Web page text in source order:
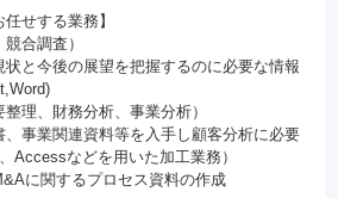
せする業務】
合調査）
と今後の展望を把握するのに必要な情報
理、財務分析、事業分析）
事業関連資料等を入手し顧客分析に必要
Accessなどを用いた加工業務）
に関するプロセス資料の作成